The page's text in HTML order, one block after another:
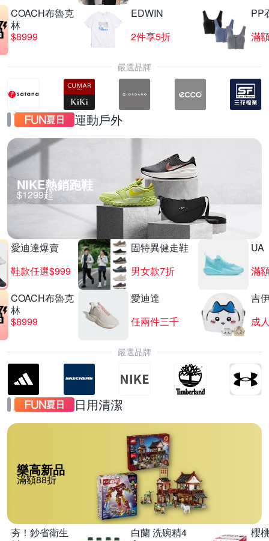
COACH布魯克
林
$8999
EDWIN
2件享5折
PP
滿
嚴選品牌
運動戶外
NIKE熱銷跑鞋
$1299起
愛迪達爆賣
鞋款任選$999
固特異健走鞋
男女款7折
UA
滿
COACH布魯克
林
$8999
愛迪達
任兩件三千
吉
嚴選品牌
日用清潔
樂高新品
滿額88折
夯！鈔省衛生
白蘭 洗碗精4
櫻